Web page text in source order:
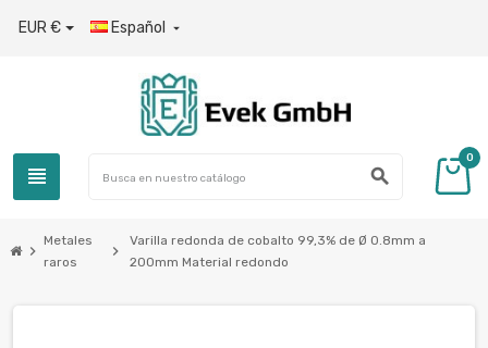
EUR € Español 
view_headline search
0
chevron_right
Metales
raros
chevron_right
Varilla redonda de cobalto 99,3% de Ø 0.8mm a
200mm Material redondo